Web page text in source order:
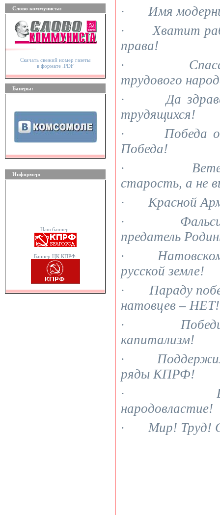
Слово коммуниста:
Скачать свежий номер газеты
в формате .PDF
Банеры:
Информер:
Наш баннер:
Баннер ЦК КПРФ:
· Имя
· Хватит
права!
·
трудового
· Да
трудящихся!
· Победа
Победа!
·
старость, а не
· Красной
·
предатель
· Натовскому
русской земле!
· Параду
натовцев – НЕТ!
· Победили
капитализм!
· Поддержим
ряды КПРФ!
·
народовластие!
· Мир! Труд!